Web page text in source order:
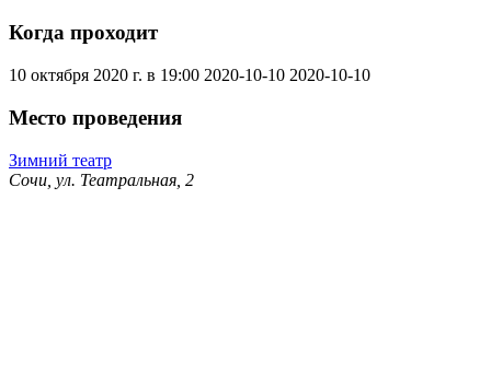
Когда проходит
10 октября 2020 г. в 19:00 2020-10-10 2020-10-10
Место проведения
Зимний театр
Сочи, ул. Театральная, 2